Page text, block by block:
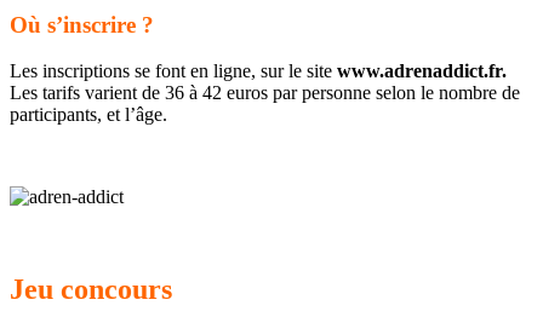
Où s’inscrire ?
Les inscriptions se font en ligne, sur le site www.adrenaddict.fr.
Les tarifs varient de 36 à 42 euros par personne selon le nombre de
participants, et l’âge.
Jeu concours